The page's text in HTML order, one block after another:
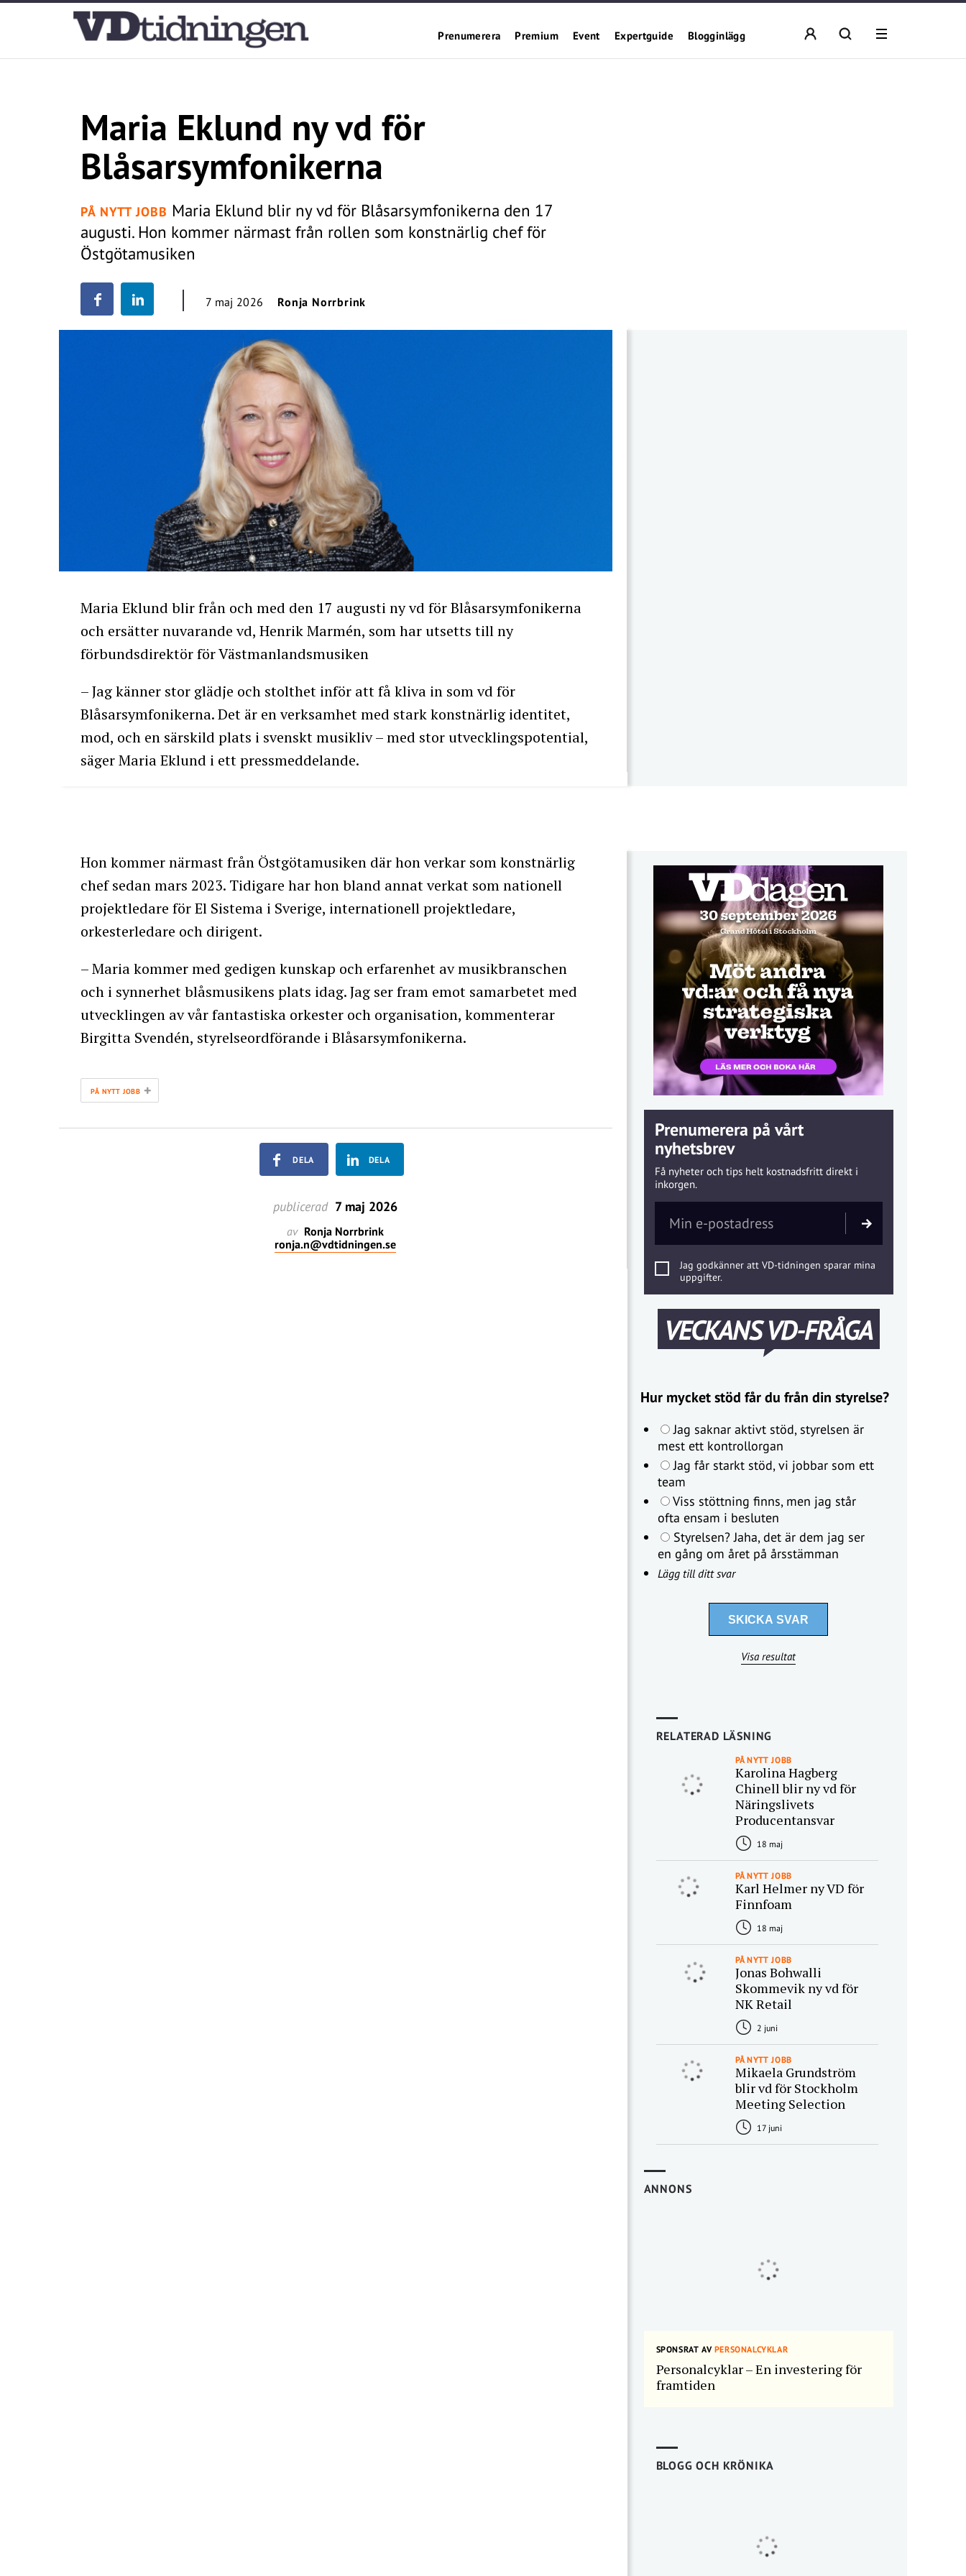
Prenumerera Premium Event Expertguide Blogginlägg
Maria Eklund ny vd för
Blåsarsymfonikerna
PÅ NYTT JOBB Maria Eklund blir ny vd för Blåsarsymfonikerna den 17
augusti. Hon kommer närmast från rollen som konstnärlig chef för
Östgötamusiken
7 maj 2026 Ronja Norrbrink
Maria Eklund blir från och med den 17 augusti ny vd för Blåsarsymfonikerna
och ersätter nuvarande vd, Henrik Marmén, som har utsetts till ny
förbundsdirektör för Västmanlandsmusiken
– Jag känner stor glädje och stolthet inför att få kliva in som vd för
Blåsarsymfonikerna. Det är en verksamhet med stark konstnärlig identitet,
mod, och en särskild plats i svenskt musikliv – med stor utvecklingspotential,
säger Maria Eklund i ett pressmeddelande.
Hon kommer närmast från Östgötamusiken där hon verkar som konstnärlig
chef sedan mars 2023. Tidigare har hon bland annat verkat som nationell
projektledare för El Sistema i Sverige, internationell projektledare,
orkesterledare och dirigent.
– Maria kommer med gedigen kunskap och erfarenhet av musikbranschen
och i synnerhet blåsmusikens plats idag. Jag ser fram emot samarbetet med
utvecklingen av vår fantastiska orkester och organisation, kommenterar
Birgitta Svendén, styrelseordförande i Blåsarsymfonikerna.
PÅ NYTT JOBB +
DELA DELA
publicerad 7 maj 2026
av Ronja Norrbrink
ronja.n@vdtidningen.se
Prenumerera på vårt
nyhetsbrev
Få nyheter och tips helt kostnadsfritt direkt i
inkorgen.
Jag godkänner att VD-tidningen sparar mina
uppgifter.
VECKANS VD-FRÅGA
Hur mycket stöd får du från din styrelse?
Jag saknar aktivt stöd, styrelsen är
mest ett kontrollorgan
Jag får starkt stöd, vi jobbar som ett
team
Viss stöttning finns, men jag står
ofta ensam i besluten
Styrelsen? Jaha, det är dem jag ser
en gång om året på årsstämman
Lägg till ditt svar
Visa resultat
RELATERAD LÄSNING
PÅ NYTT JOBB
Karolina Hagberg
Chinell blir ny vd för
Näringslivets
Producentansvar
18 maj
PÅ NYTT JOBB
Karl Helmer ny VD för
Finnfoam
18 maj
PÅ NYTT JOBB
Jonas Bohwalli
Skommevik ny vd för
NK Retail
2 juni
PÅ NYTT JOBB
Mikaela Grundström
blir vd för Stockholm
Meeting Selection
17 juni
ANNONS
SPONSRAT AVPERSONALCYKLAR
Personalcyklar – En investering för
framtiden
BLOGG OCH KRÖNIKA